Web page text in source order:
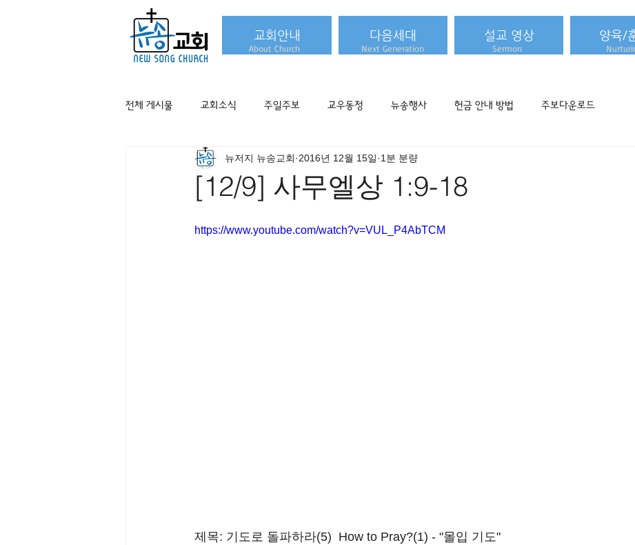
교회안내 다음세대 설교 영상 양육/
About Church Sermon
Next Generation
전체 게시물 교회소식 주일주보 교우동정 뉴송행사 헌금 안내 방법 주보다운로드
[12/9] 사무엘상 1:9-18
뉴저지 뉴송교회 2016년 12월 15일 1분 분량
https://www.youtube.com/watch?v=VUL_P4AbTCM
제목: 기도로 돌파하라(5)  How to Pray?(1) - "몰입 기도"